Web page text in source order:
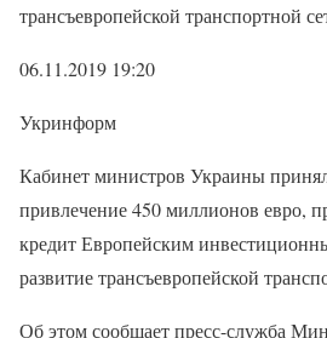
трансъевропейской транспортной
06.11.2019 19:20
Укринформ
Кабинет министров Украины
привлечение 450 миллионов евро,
кредит Европейским
развитие трансъевропейской
Об этом сообщает пресс-служба